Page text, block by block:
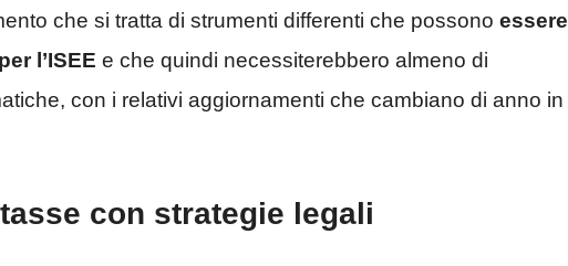
che si tratta di strumenti differenti che possono essere
l’ISEE e che quindi necessiterebbero almeno di
con i relativi aggiornamenti che cambiano di anno in
con strategie legali